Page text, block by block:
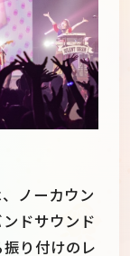
ノーカウン
ドサウンド
り付けのレ